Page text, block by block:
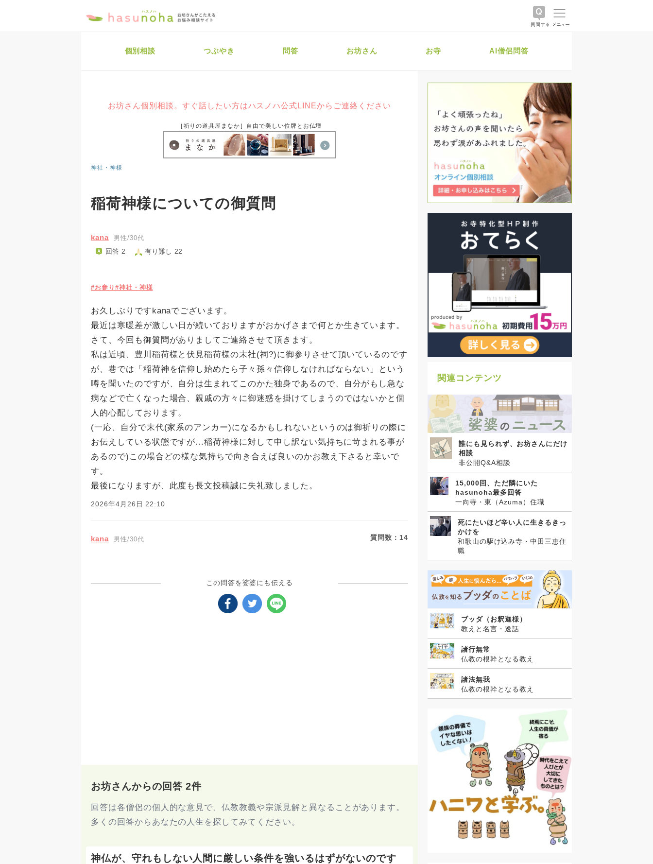
個別相談 つぶやき 問答 お坊さん お寺 AI僧侶問答
お坊さん個別相談。すぐ話したい方はハスノハ公式LINEからご連絡ください
［祈りの道具屋まなか］自由で美しい位牌とお仏壇
神社・神様
稲荷神様についての御質問
kana 男性/30代
回答 2 有り難し 22
#お参り #神社・神様
お久しぶりですkanaでございます。
最近は寒暖差が激しい日が続いておりますがおかげさまで何とか生きています。
さて、今回も御質問がありましてご連絡させて頂きます。
私は近頃、豊川稲荷様と伏見稲荷様の末社(祠?)に御参りさせて頂いているのです
が、巷では「稲荷神を信仰し始めたら子々孫々信仰しなければならない」という
噂を聞いたのですが、自分は生まれてこのかた独身であるので、自分がもし急な
病などで亡くなった場合、親戚の方々に御迷惑を掛けてしまうのではないかと個
人的心配しております。
(一応、自分で末代(家系のアンカー)になるかもしれないというのは御祈りの際に
お伝えしている状態ですが...稲荷神様に対して申し訳ない気持ちに苛まれる事が
あるので)この場合どの様な気持ちで向き合えば良いのかお教え下さると幸いで
す。
最後になりますが、此度も長文投稿誠に失礼致しました。
2026年4月26日 22:10
kana 男性/30代 質問数： 14
この問答を娑婆にも伝える
お坊さんからの回答 2件
回答は各僧侶の個人的な意見で、仏教教義や宗派見解と異なることがあります。
多くの回答からあなたの人生を探してみてください。
神仏が、守れもしない人間に厳しい条件を強いるはずがないのです
関連コンテンツ
誰にも見られず、お坊さんにだけ
相談
非公開Q&A相談
15,000回、ただ隣にいた
hasunoha最多回答
一向寺・東（Azuma）住職
死にたいほど辛い人に生きるきっ
かけを
和歌山の駆け込み寺・中田三恵住
職
ブッダ（お釈迦様）
教えと名言・逸話
諸行無常
仏教の根幹となる教え
諸法無我
仏教の根幹となる教え